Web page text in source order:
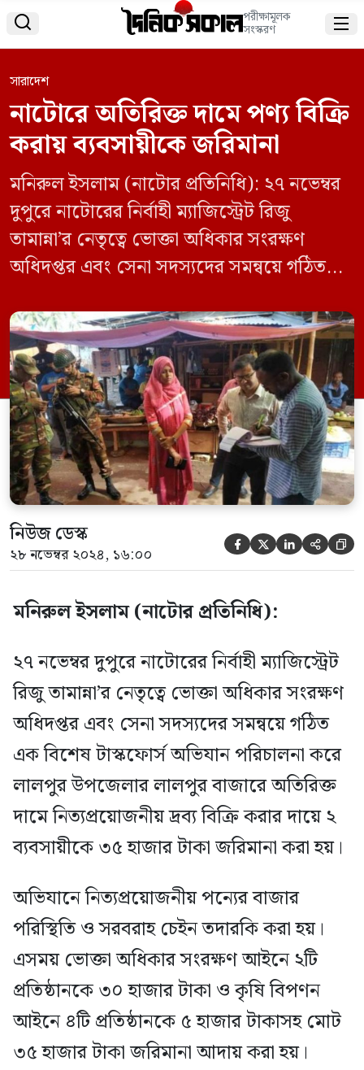
 পরীক্ষামূলক
সংস্করণ 
সারাদেশ
নাটোরে অতিরিক্ত দামে পণ্য বিক্রি
করায় ব্যবসায়ীকে জরিমানা
মনিরুল ইসলাম (নাটোর প্রতিনিধি): ২৭ নভেম্বর
দুপুরে নাটোরের নির্বাহী ম্যাজিস্ট্রেট রিজু
তামান্না’র নেতৃত্বে ভোক্তা অধিকার সংরক্ষণ
অধিদপ্তর এবং সেনা সদস্যদের সমন্বয়ে গঠিত
লালপুর উপজেলার লালপুর বাজারে অতিরিক্ত
দামে নিত্যপ্রয়োজনীয় দ্রব্য বিক্রি করার দায়ে ২
ব্যবসায়ীকে ৩৫ হাজার টাকা জরিমানা করা হয়।
অভিযানে নিত্যপ্রয়োজনীয় পন্যের বাজার
পরিস্থিতি ও সরবরাহ চেইন […]
নিউজ ডেস্ক
২৮ নভেম্বর ২০২৪, ১৬:০০     
মনিরুল ইসলাম (নাটোর প্রতিনিধি):
২৭ নভেম্বর দুপুরে নাটোরের নির্বাহী ম্যাজিস্ট্রেট
রিজু তামান্না’র নেতৃত্বে ভোক্তা অধিকার সংরক্ষণ
অধিদপ্তর এবং সেনা সদস্যদের সমন্বয়ে গঠিত
এক বিশেষ টাস্কফোর্স অভিযান পরিচালনা করে
লালপুর উপজেলার লালপুর বাজারে অতিরিক্ত
দামে নিত্যপ্রয়োজনীয় দ্রব্য বিক্রি করার দায়ে ২
ব্যবসায়ীকে ৩৫ হাজার টাকা জরিমানা করা হয়।
অভিযানে নিত্যপ্রয়োজনীয় পন্যের বাজার
পরিস্থিতি ও সরবরাহ চেইন তদারকি করা হয়।
এসময় ভোক্তা অধিকার সংরক্ষণ আইনে ২টি
প্রতিষ্ঠানকে ৩০ হাজার টাকা ও কৃষি বিপণন
আইনে ৪টি প্রতিষ্ঠানকে ৫ হাজার টাকাসহ মোট
৩৫ হাজার টাকা জরিমানা আদায় করা হয়।